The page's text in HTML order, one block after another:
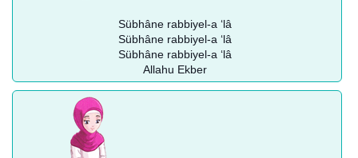
Sübhâne rabbiyel-a ‘lâ
Sübhâne rabbiyel-a ‘lâ
Sübhâne rabbiyel-a ‘lâ
Allahu Ekber